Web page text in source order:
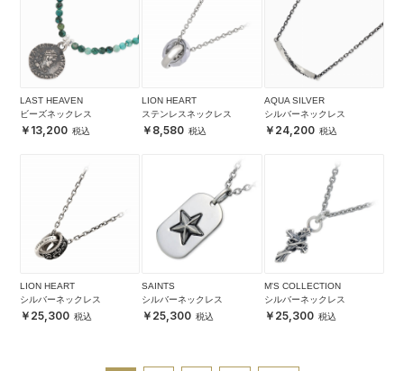
LAST HEAVEN
ビーズネックレス
13,200
LION HEART
ステンレスネックレス
8,580
AQUA SILVER
シルバーネックレス
24,200
LION HEART
シルバーネックレス
25,300
SAINTS
シルバーネックレス
25,300
M'S COLLECTION
シルバーネックレス
25,300